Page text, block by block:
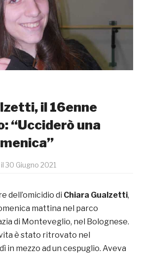
il 16enne
“Ucciderò una
il 30 Giugno 2021
dell’omicidio di Chiara Gualzetti,
mattina nel parco
di Monteveglio, nel Bolognese.
vita è stato ritrovato nel
in mezzo ad un cespuglio. Aveva